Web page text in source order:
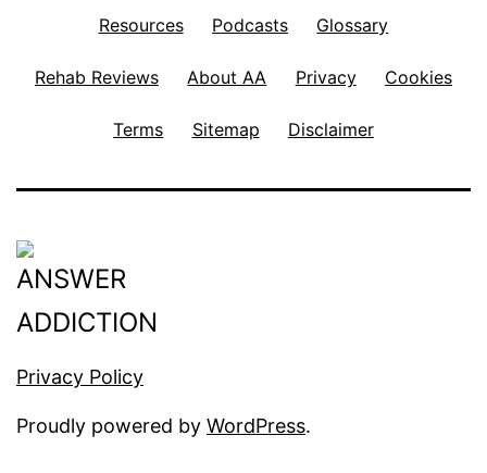
Resources Podcasts Glossary
Rehab Reviews About AA Privacy Cookies
Terms Sitemap Disclaimer
Privacy Policy
Proudly powered by WordPress.